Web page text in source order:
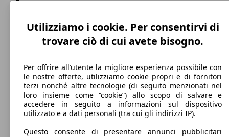
Diesel
Carburante
Utilizziamo i cookie. Per consentirvi di
trovare ciò di cui avete bisogno.
Per offrire all’utente la migliore esperienza possibile con
le nostre offerte, utilizziamo cookie propri e di fornitori
terzi nonché altre tecnologie (di seguito menzionati nel
loro insieme come “cookie”) allo scopo di salvare e
accedere in seguito a informazioni sul dispositivo
utilizzato e a dati personali (tra cui gli indirizzi IP).
Questo consente di presentare annunci pubblicitari